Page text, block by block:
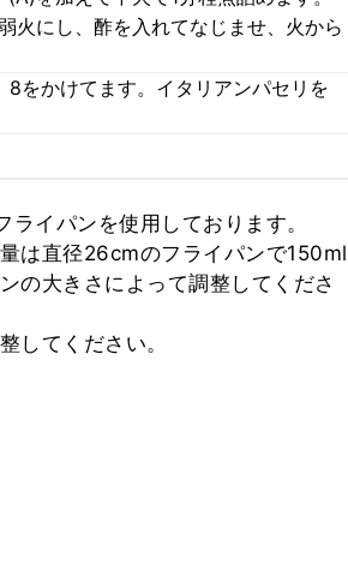
火にし、酢を入れてなじませ、火から
8をかけてます。イタリアンパセリを
イパンを使用しております。
は直径26cmのフライパンで150ml
の大きさによって調整してくださ
してください。